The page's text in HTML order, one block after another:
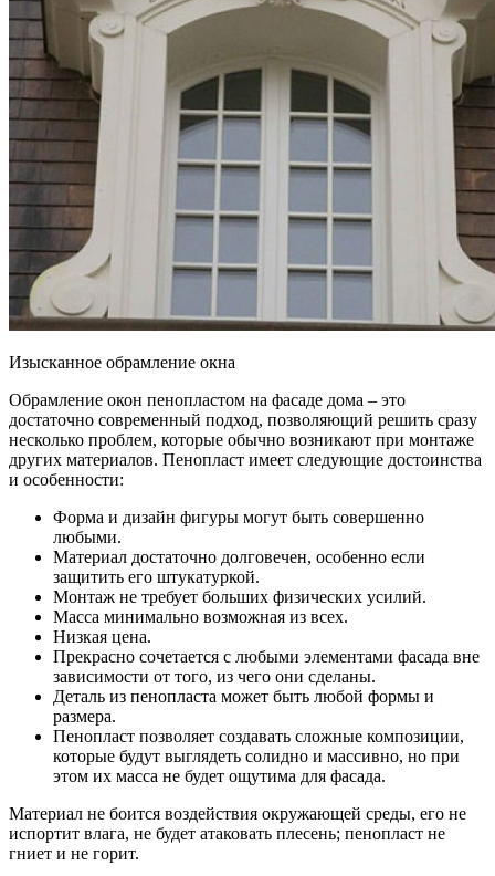
Изысканное обрамление окна
Обрамление окон пенопластом на фасаде дома – это
достаточно современный подход, позволяющий решить сразу
несколько проблем, которые обычно возникают при монтаже
других материалов. Пенопласт имеет следующие достоинства
и особенности:
Форма и дизайн фигуры могут быть совершенно
любыми.
Материал достаточно долговечен, особенно если
защитить его штукатуркой.
Монтаж не требует больших физических усилий.
Масса минимально возможная из всех.
Низкая цена.
Прекрасно сочетается с любыми элементами фасада вне
зависимости от того, из чего они сделаны.
Деталь из пенопласта может быть любой формы и
размера.
Пенопласт позволяет создавать сложные композиции,
которые будут выглядеть солидно и массивно, но при
этом их масса не будет ощутима для фасада.
Материал не боится воздействия окружающей среды, его не
испортит влага, не будет атаковать плесень; пенопласт не
гниет и не горит.